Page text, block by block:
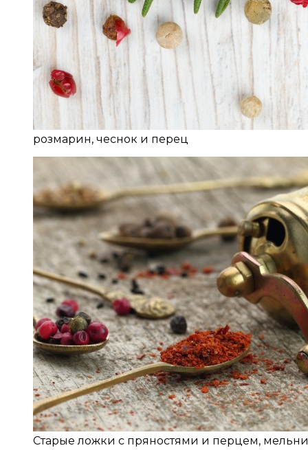
розмарин, чеснок и перец
Старые ложки с пряностями и перцем,